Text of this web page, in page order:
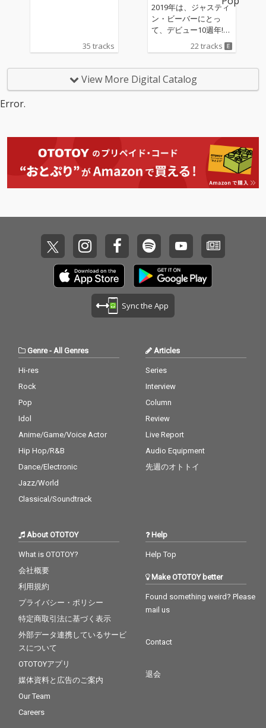
る。
35 tracks
2019年は、ジャスティ
ン・ビーバーにとっ
て、デビュー10週年!こ
れまでのジャスティン
のキャリアを総括し
てはマストバイアイテ
ムとなる日本独自企画
22 tracks
View More Digital Catalog
Error.
Sync the App
Genre-All Genres
Hi-res
Rock
Pop
Idol
Anime/Game/Voice Actor
Hip Hop/R&B
Dance/Electronic
Jazz/World
Classical/Soundtrack
Articles
Series
Interview
Column
Review
Live Report
Audio Equipment
先週のオトトイ
About OTOTOY
What is OTOTOY?
会社概要
利用規約
プライバシー・ポリシー
特定商取引法に基づく表示
外部データ連携しているサービ
スについて
OTOTOYアプリ
媒体資料と広告のご案内
Our Team
Careers
Help
Help Top
Make OTOTOY better
Found something weird? Please
mail us
Contact
退会